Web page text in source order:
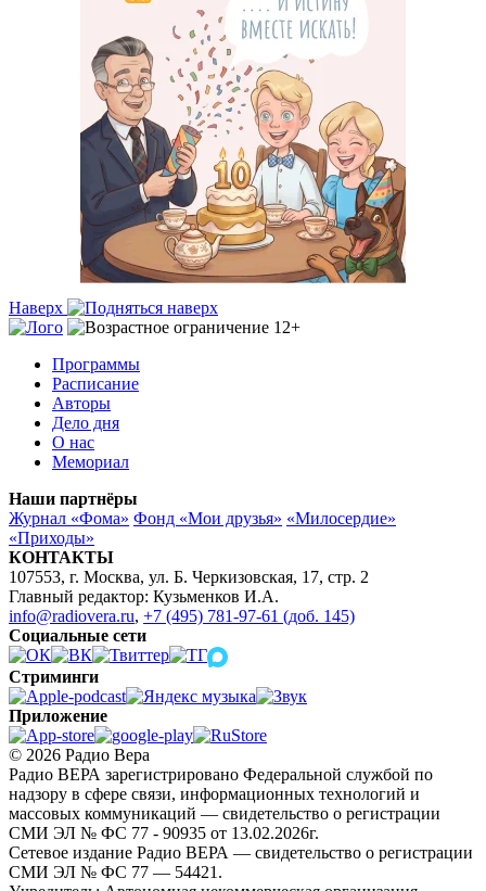
Наверх
Программы
Расписание
Авторы
Дело дня
О нас
Мемориал
Наши партнёры
Журнал «Фома» Фонд «Мои друзья» «Милосердие»
«Приходы»
КОНТАКТЫ
107553, г. Москва, ул. Б. Черкизовская, 17, стр. 2
Главный редактор: Кузьменков И.А.
info@radiovera.ru, +7 (495) 781-97-61 (доб. 145)
Социальные сети
Стриминги
Приложение
© 2026 Радио Вера
Радио ВЕРА зарегистрировано Федеральной службой по
надзору в сфере связи, информационных технологий и
массовых коммуникаций — свидетельство о регистрации
СМИ ЭЛ № ФС 77 - 90935 от 13.02.2026г.
Сетевое издание Радио ВЕРА — свидетельство о регистрации
СМИ ЭЛ № ФС 77 — 54421.